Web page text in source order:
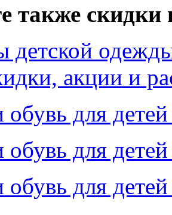
также скидки
детской
акции и
для
для
для